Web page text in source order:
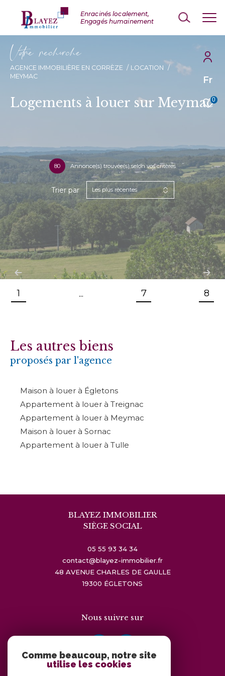
Fr
0
Vore recece
AGENCE IMMOBILIÈRE EN CORRÈZE
LOCATION
MEYMAC
Logements à louer sur Meymac
80 Annonce(s) trouvée(s) selon vos critères
Trier par Les plus récentes
1 ... 7 8
Les autres biens
proposés par l'agence
Maison à louer à Égletons
Appartement à louer à Treignac
Appartement à louer à Meymac
Maison à louer à Sornac
Appartement à louer à Tulle
BLAYEZ IMMOBILIER
SIÈGE SOCIAL
05 55 93 34 34
contact@blayez-immobilier.fr
48 AVENUE CHARLES DE GAULLE
19300
ÉGLETONS
Nous suivre sur
Comme beaucoup, notre site
utilise les cookies